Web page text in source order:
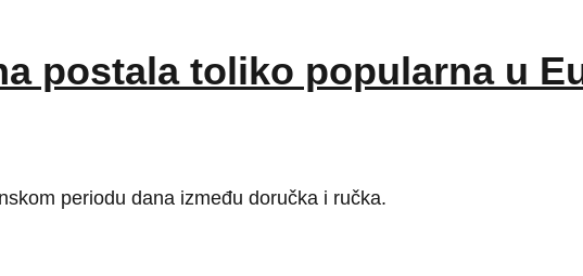
postala toliko popularna u
periodu dana između doručka i ručka.